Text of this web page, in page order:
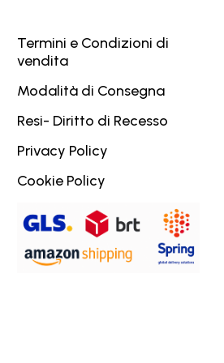
Termini e Condizioni di
vendita
Modalità di Consegna
Resi- Diritto di Recesso
Privacy Policy
Cookie Policy